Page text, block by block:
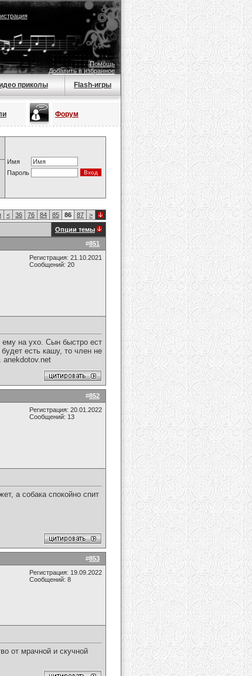
Помощь
Добавить в избранное
приколы Flash-игры
Форум
Имя
Пароль
< 36 76 84 85 86 87 >
Опции темы
#851
Регистрация: 21.10.2021
Сообщений: 20
на ухо. Сын быстро ест
есть кашу, то член не
anekdotov.net
#852
Регистрация: 20.01.2022
Сообщений: 13
а собака спокойно спит
#853
Регистрация: 19.09.2022
Сообщений: 8
от мрачной и скучной